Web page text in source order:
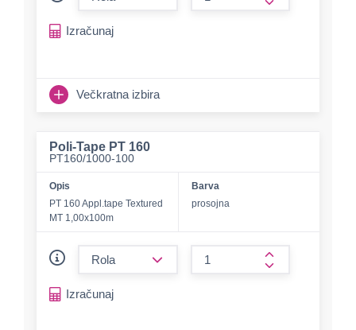
form.increase-
Izračunaj
Večkratna izbira
Poli-Tape PT 160
PT160/1000-100
Opis
PT 160 Appl.tape Textured
MT 1,00x100m
Barva
prosojna
form.increase-
Izračunaj